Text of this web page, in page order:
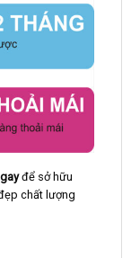
để sở hữu
chất lượng